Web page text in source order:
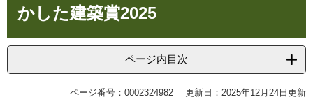
かした建築賞2025
ページ内目次
ページ番号：0002324982 更新日：2025年12月24日更新